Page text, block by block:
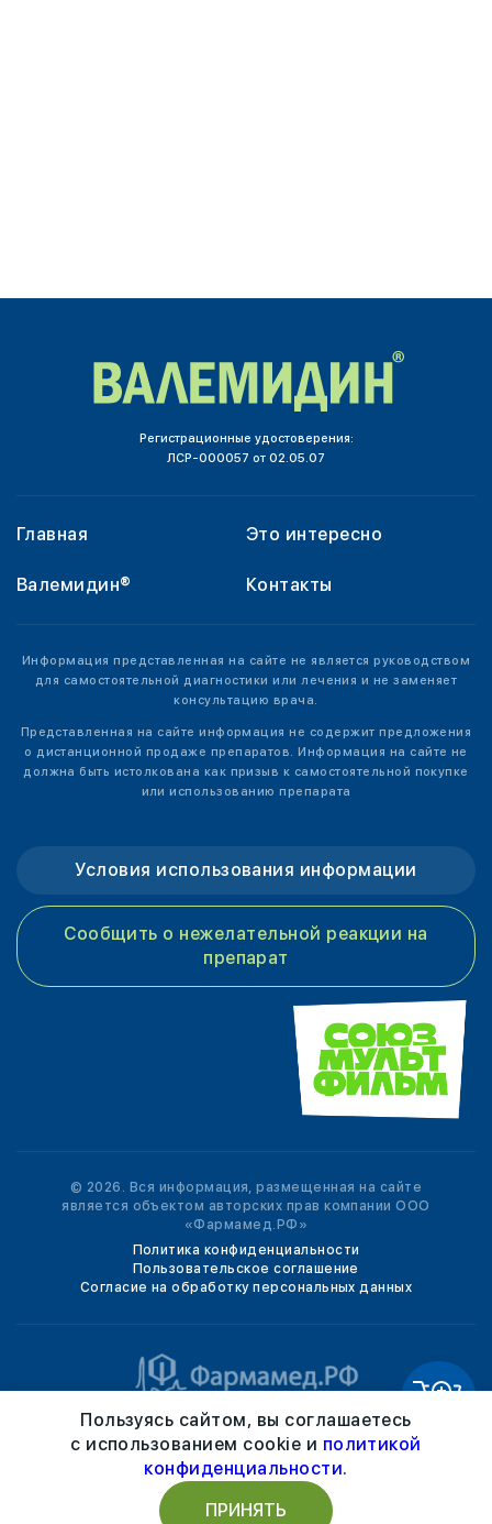
Регистрационные удостоверения:
ЛСР-000057 от 02.05.07
Главная
Валемидин®
Это интересно
Контакты
Информация представленная на сайте не является руководством
для самостоятельной диагностики или лечения и не заменяет
консультацию врача.
Представленная на сайте информация не содержит предложения
о дистанционной продаже препаратов. Информация на сайте не
должна быть истолкована как призыв к самостоятельной покупке
или использованию препарата
Условия использования информации
Сообщить о нежелательной реакции на
препарат
© 2026. Вся информация, размещенная на сайте
является объектом авторских прав компании ООО
«Фармамед.РФ»
Политика конфиденциальности
Пользовательское соглашение
Согласие на обработку персональных данных
По лицензии ООО «Союзмультфильм»
ИМЕЮТСЯ ПРОТИВОПОКАЗАНИЯ. НЕОБХОДИМО
Пользуясь сайтом, вы соглашаетесь
с использованием cookie и политикой
конфиденциальности.
ПРИНЯТЬ